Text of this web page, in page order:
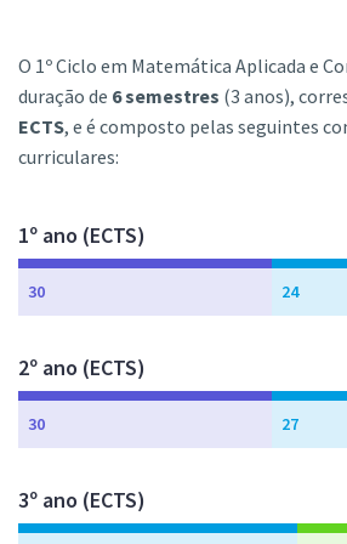
O 1º Ciclo em Matemática Aplicada e
duração de 6 semestres (3 anos),
ECTS, e é composto pelas seguintes
curriculares:
1º ano (ECTS)
30 24
2º ano (ECTS)
30 27
3º ano (ECTS)